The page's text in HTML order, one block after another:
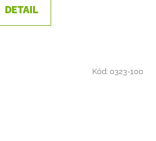
DETAIL
Kód:0323-100